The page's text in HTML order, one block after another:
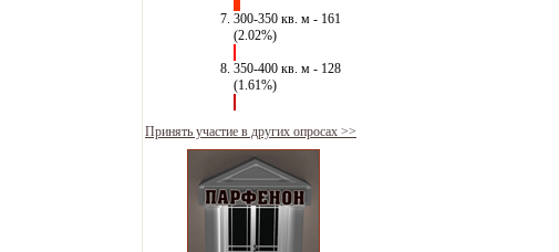
300-350 кв. м - 161
(2.02%)
350-400 кв. м - 128
(1.61%)
Принять участие в других опросах >>